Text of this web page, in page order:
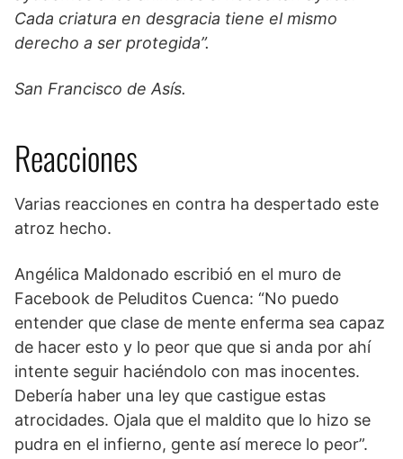
Cada criatura en desgracia tiene el mismo
derecho a ser protegida”.
San Francisco de Asís.
Reacciones
Varias reacciones en contra ha despertado este
atroz hecho.
Angélica Maldonado escribió en el muro de
Facebook de Peluditos Cuenca: “No puedo
entender que clase de mente enferma sea capaz
de hacer esto y lo peor que que si anda por ahí
intente seguir haciéndolo con mas inocentes.
Debería haber una ley que castigue estas
atrocidades. Ojala que el maldito que lo hizo se
pudra en el infierno, gente así merece lo peor”.